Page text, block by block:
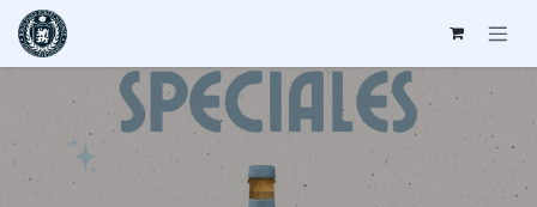
Se rendre au contenu